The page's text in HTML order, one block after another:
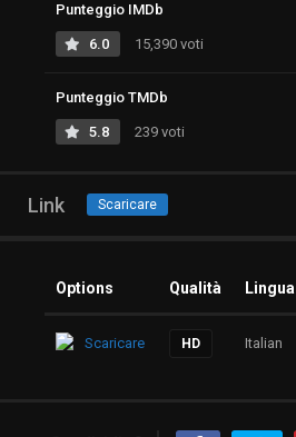
Punteggio IMDb
6.0 15,390 voti
Punteggio TMDb
5.8 239 voti
Link Scaricare
Options Qualità Lingua
Scaricare HD Italian